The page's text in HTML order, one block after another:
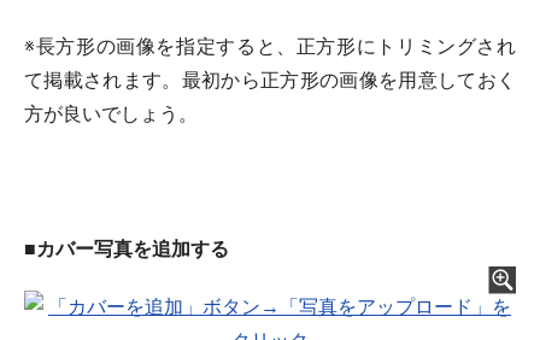
※長方形の画像を指定すると、正方形にトリミングされ
て掲載されます。最初から正方形の画像を用意しておく
方が良いでしょう。
■カバー写真を追加する